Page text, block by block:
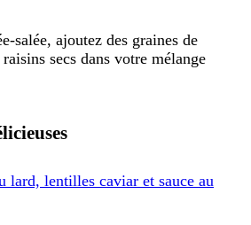
salée, ajoutez des graines de
secs dans votre mélange
lard, lentilles caviar et sauce au